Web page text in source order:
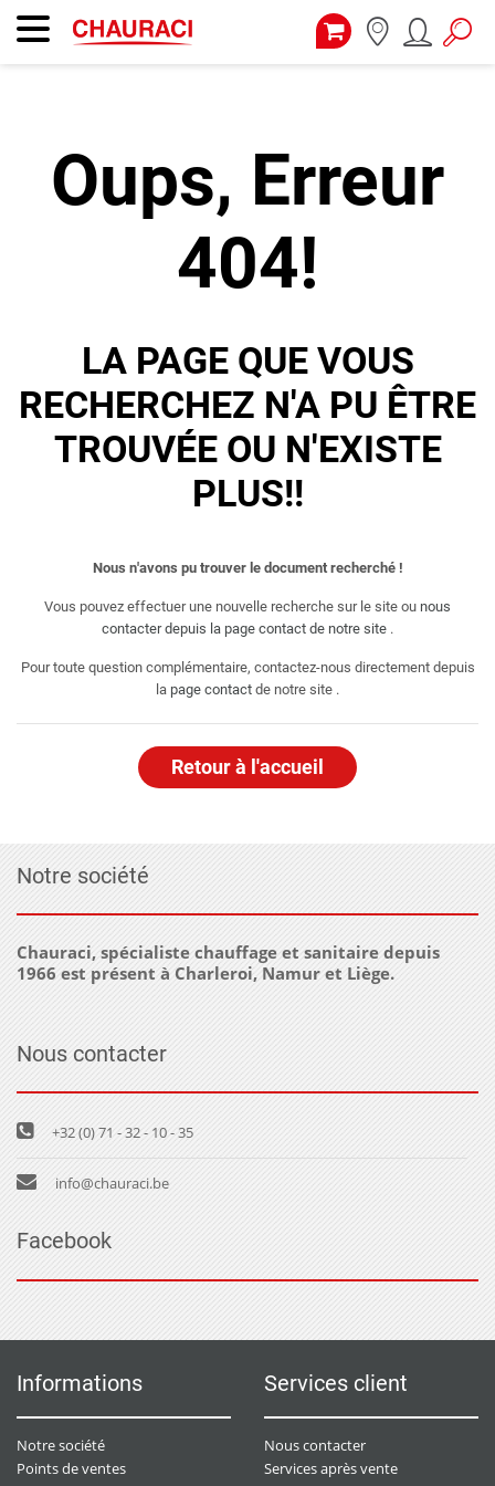
Oups, Erreur
404!
LA PAGE QUE VOUS
RECHERCHEZ N'A PU ÊTRE
TROUVÉE OU N'EXISTE
PLUS!!
Nous n'avons pu trouver le document recherché !
Vous pouvez effectuer une nouvelle recherche sur le site ou nous
contacter depuis la page contact de notre site .
Pour toute question complémentaire, contactez-nous directement depuis
la page contact de notre site .
Retour à l'accueil
Notre société
Chauraci, spécialiste chauffage et sanitaire depuis
1966 est présent à Charleroi, Namur et Liège.
Nous contacter
+32 (0) 71 - 32 - 10 - 35
info@chauraci.be
Facebook
Informations
Notre société
Points de ventes
Services client
Nous contacter
Services après vente